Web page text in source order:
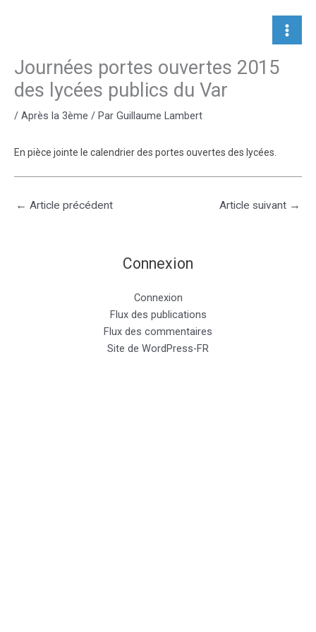
Journées portes ouvertes 2015
des lycées publics du Var
/ Après la 3ème / Par Guillaume Lambert
En pièce jointe le calendrier des portes ouvertes des lycées.
← Article précédent Article suivant →
Connexion
Connexion
Flux des publications
Flux des commentaires
Site de WordPress-FR